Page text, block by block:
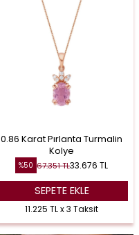
0.86 Karat Pırlanta Turmalin
Kolye
%50 67.351TL33.676 TL
SEPETE EKLE
11.225 TL x 3 Taksit